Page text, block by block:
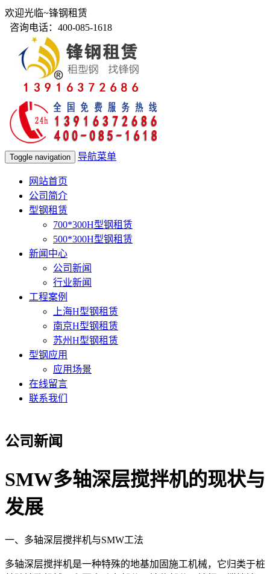
欢迎光临~锋钢租赁
咨询电话：400-085-1618
Toggle navigation 导航菜单
网站首页
公司简介
型钢租赁
700*300H型钢租赁
500*300H型钢租赁
新闻中心
公司新闻
行业新闻
工程案例
上海H型钢租赁
南京H型钢租赁
苏州H型钢租赁
型钢应用
应用场景
在线留言
联系我们
公司新闻
SMW多轴深层搅拌机的现状与
发展
一、多轴深层搅拌机与SMW工法
多轴深层搅拌机是一种特殊的地基加固施工机械，它归类于桩